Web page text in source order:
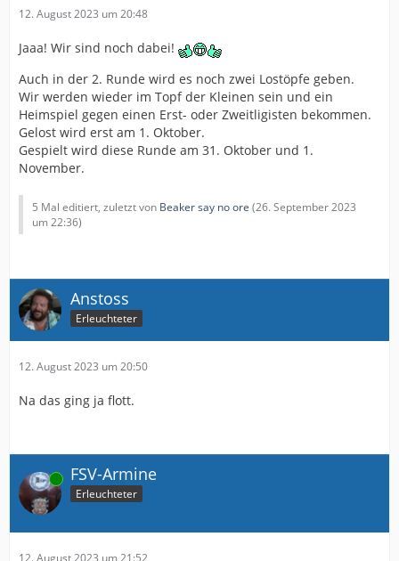
12. August 2023 um 20:48
Jaaa! Wir sind noch dabei!
Auch in der 2. Runde wird es noch zwei Lostöpfe geben.
Wir werden wieder im Topf der Kleinen sein und ein
Heimspiel gegen einen Erst- oder Zweitligisten bekommen.
Gelost wird erst am 1. Oktober.
Gespielt wird diese Runde am 31. Oktober und 1.
November.
5 Mal editiert, zuletzt von Beaker say no ore (26. September 2023
um 22:36)
Anstoss
Erleuchteter
12. August 2023 um 20:50
Na das ging ja flott.
Online FSV-Armine
Erleuchteter